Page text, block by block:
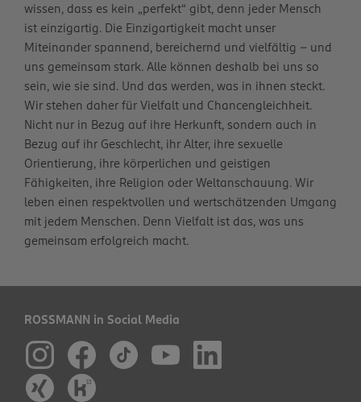
wissen, dass es kein „perfekt“ gibt, denn jeder Mensch
ist einzigartig. Die Einzigartigkeit macht unser
Miteinander spannend, bereichernd und vielfältig – und
uns gemeinsam stark. Alle können deshalb bei uns so
sein, wie sie sind. Und das werden, was in ihnen steckt.
Wir stehen daher für Vielfalt und Chancengleichheit.
Nicht nur in Bezug auf ihre Herkunft, sondern auch in
Bezug auf ihr Geschlecht, ihr Alter, ihre sexuelle
Orientierung, ihre körperlichen und geistigen
Fähigkeiten, ihre Religion oder Weltanschauung. Wir
leben einen respektvollen und wertschätzenden Umgang
mit jedem Menschen. Denn Vielfalt ist das, was uns
gemeinsam erfolgreich macht.
ROSSMANN in Social Media